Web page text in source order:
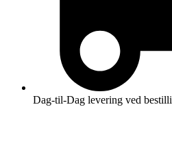
Dag-til-Dag levering ved